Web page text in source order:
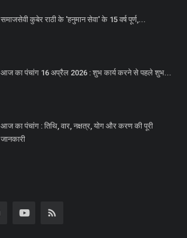
समाजसेवी कुबेर राठी के 'हनुमान सेवा' के 15 वर्ष पूर्ण,...
आज का पंचांग 16 अप्रैल 2026 : शुभ कार्य करने से पहले शुभ...
आज का पंचांग : तिथि, वार, नक्षत्र, योग और करण की पूरी
जानकारी